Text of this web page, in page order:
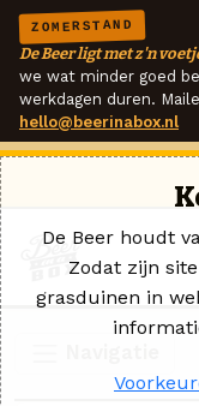
ZOMERSTAND
De Beer ligt met z'n
we wat minder goed
werkdagen duren.
hello@beerinabox.nl
De Beer houdt
Zodat zijn
grasduinen in